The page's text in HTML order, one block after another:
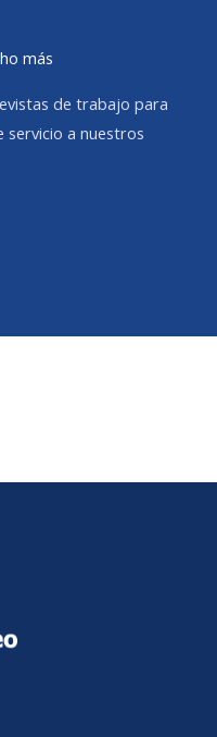
más
de trabajo para
servicio a nuestros